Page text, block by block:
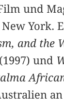
und
York.
and the
und